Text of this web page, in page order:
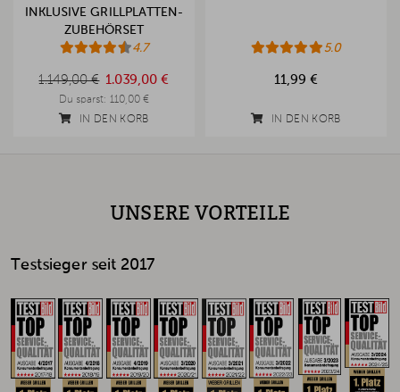
INKLUSIVE GRILLPLATTEN-
ZUBEHÖRSET
4.7
1.149,00 € 1.039,00 €
Du sparst: 110,00 €
IN DEN KORB
5.0
11,99 €
IN DEN KORB
UNSERE VORTEILE
Testsieger seit 2017